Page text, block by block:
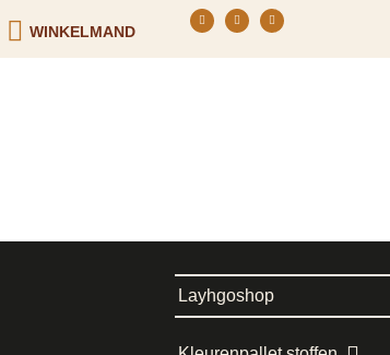
WINKELMAND
Layhgoshop